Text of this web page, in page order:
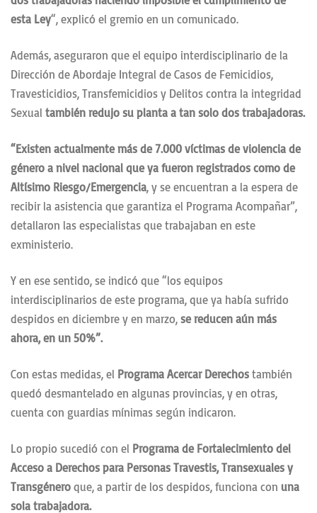
esta Ley“, explicó el gremio en un comunicado.
Además, aseguraron que el equipo interdisciplinario de la
Dirección de Abordaje Integral de Casos de Femicidios,
Travesticidios, Transfemicidios y Delitos contra la integridad
Sexual también redujo su planta a tan solo dos trabajadoras.
“Existen actualmente más de 7.000 víctimas de violencia de
género a nivel nacional que ya fueron registrados como de
Altísimo Riesgo/Emergencia, y se encuentran a la espera de
recibir la asistencia que garantiza el Programa Acompañar”,
detallaron las especialistas que trabajaban en este
exministerio.
Y en ese sentido, se indicó que “los equipos
interdisciplinarios de este programa, que ya había sufrido
despidos en diciembre y en marzo, se reducen aún más
ahora, en un 50%”.
Con estas medidas, el Programa Acercar Derechos también
quedó desmantelado en algunas provincias, y en otras,
cuenta con guardias mínimas según indicaron.
Lo propio sucedió con el Programa de Fortalecimiento del
Acceso a Derechos para Personas Travestis, Transexuales y
Transgénero que, a partir de los despidos, funciona con una
sola trabajadora.